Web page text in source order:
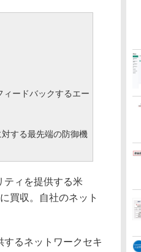
ードバックするエー
する最先端の防御機
ィを提供する米
買収。自社のネット
るネットワークセキ